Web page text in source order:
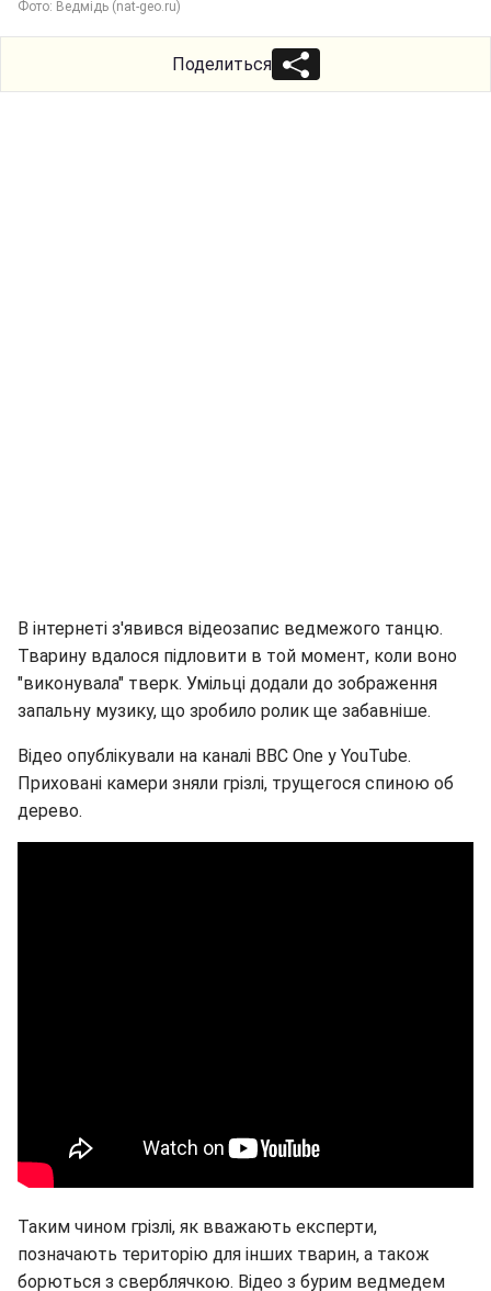
Фото: Ведмідь (nat-geo.ru)
Поделиться
В інтернеті з'явився відеозапис ведмежого танцю.
Тварину вдалося підловити в той момент, коли воно
"виконувала" тверк. Умільці додали до зображення
запальну музику, що зробило ролик ще забавніше.
Відео опублікували на каналі BBC One у YouTube.
Приховані камери зняли грізлі, трущегося спиною об
дерево.
Таким чином грізлі, як вважають експерти,
позначають територію для інших тварин, а також
борються з сверблячкою. Відео з бурим ведмедем